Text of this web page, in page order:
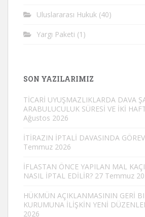
Uluslararası Hukuk (40)
Yargı Paketi (1)
SON YAZILARIMIZ
TİCARİ UYUŞMAZLIKLARDA DAVA
ARABULUCULUK SÜRESİ VE İKİ
Ağustos 2026
İTİRAZIN İPTALİ DAVASINDA
Temmuz 2026
İFLASTAN ÖNCE YAPILAN MAL
NASIL İPTAL EDİLİR? 27 Temmuz
HÜKMÜN AÇIKLANMASININ GERİ
KURUMUNA İLİŞKİN YENİ
2026